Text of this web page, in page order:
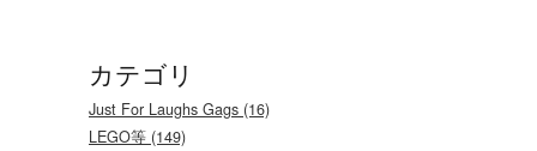
カテゴリ
Just For Laughs Gags (16)
LEGO等 (149)